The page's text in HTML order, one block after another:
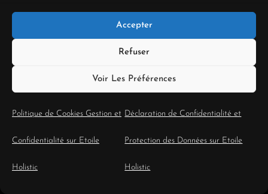
Accepter
Refuser
Voir Les Préférences
Politique de Cookies Gestion et
Confidentialité sur Etoile
Holistic
Déclaration de Confidentialité et
Protection des Données sur Etoile
Holistic
16 juin 2026
Occitanie : Le Tirage de la Roue
de Fortune pour Gérer le Chaos
Devenir le Manager de ses Anciens
Tempérance pour Éviter le Malaise